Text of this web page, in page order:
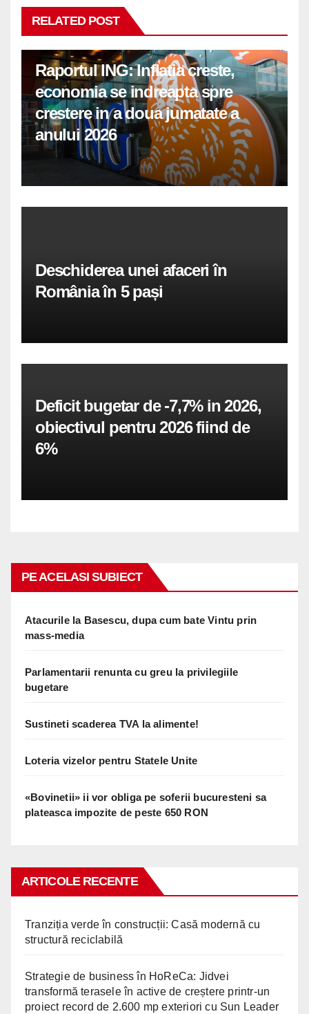
RELATED POST
Raportul ING: Inflatia creste,
economia se indreapta spre
crestere in a doua jumatate a
anului 2026
Deschiderea unei afaceri în
România în 5 pași
Deficit bugetar de -7,7% in 2026,
obiectivul pentru 2026 fiind de
6%
PE ACELASI SUBIECT
Atacurile la Basescu, dupa cum bate Vintu prin
mass-media
Parlamentarii renunta cu greu la privilegiile
bugetare
Sustineti scaderea TVA la alimente!
Loteria vizelor pentru Statele Unite
«Bovinetii» ii vor obliga pe soferii bucuresteni sa
plateasca impozite de peste 650 RON
ARTICOLE RECENTE
Tranziția verde în construcții: Casă modernă cu
structură reciclabilă
Strategie de business în HoReCa: Jidvei
transformă terasele în active de creștere printr-un
proiect record de 2.600 mp exteriori cu Sun Leader